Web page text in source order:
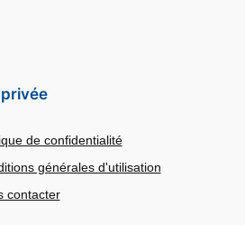
de confidentialité
générales d'utilisation
contacter